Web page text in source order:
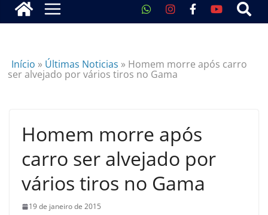
Início » Últimas Noticias » Homem morre após carro
ser alvejado por vários tiros no Gama
Homem morre após
carro ser alvejado por
vários tiros no Gama
19 de janeiro de 2015